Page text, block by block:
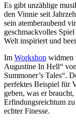
Es gibt unzählige
den Vinnie seit
sein atemberaubend
geschmackvolles
Welt inspiriert und
Im Workshop widmen
Augustine In Hell“
Summoner’s Tales“.
perfektes Beispiel für
geben, was er
Erfindungsreichtum
echter Finesse.